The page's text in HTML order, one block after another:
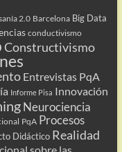
2.0 Barcelona Big Data
conductivismo
Constructivismo
Entrevistas PqA
Informe Pisa Innovación
Neurociencia
PqA Procesos
Didáctico Realidad
sobre las